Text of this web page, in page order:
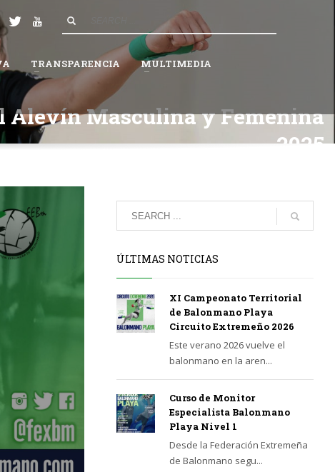
Espera a que la Federación valide tu solicitud.
TRANSPARENCIA MULTIMEDIA
Alevín Masculina y Femenina
2025
ÚLTIMAS NOTICIAS
XI Campeonato Territorial
de Balonmano Playa
Circuito Extremeño 2026
Este verano 2026 vuelve el
balonmano en la aren...
Curso de Monitor
Especialista Balonmano
Playa Nivel 1
Desde la Federación Extremeña
de Balonmano segu...